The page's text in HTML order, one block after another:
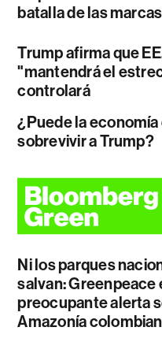
batalla de las marcas
Trump afirma que
"mantendrá el
controlará
¿Puede la economía
sobrevivir a Trump?
Ni los parques
salvan: Greenpeace
preocupante alerta
Amazonía